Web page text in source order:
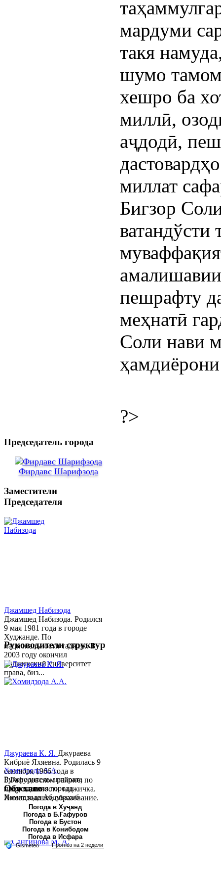
мардуми
такя
шумо
хешро ба
миллӣ,
аҷдодӣ,
миллат
Бигзор
ватандўсти
пешрафту
меҳнатӣ
Соли нави
?>
Председатель города
Фирдавс Шарифзода
Заместители
Председателя
Джамшед Набизода
Джамшед Набизода. Родился
9 мая 1981 года в городе
Худжанде. По
национальности таджик. В
2003 году окончил
Таджикский университет
права, биз...
Хомидзода А.А.
Руководитель аппарата
председателя города
Хомидзода Абдувахоб
Абдумаджид родился 8
июня 1978 года в городе
Худжанде. По
национальности...
Руководители структур
Джураева К. Я. Джураева
Кибриё Яхяевна. Родилась 9
сентября 1966 года в
Б.Гафуровском районе, по
национальности таджичка.
Имеет высшее образование.
В 1997 ...
Обу хаво
Погода в Хуҷанд
Погода в Б.Ғафуров
Погода в Бустон
Погода в Конибодом
Погода в Исфара